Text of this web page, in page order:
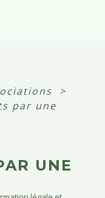
>
par une
UNE